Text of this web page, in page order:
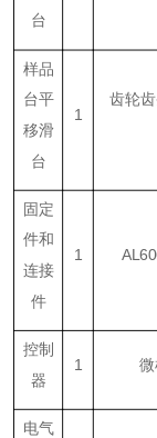
台
样品
台平
移滑
台
1
齿轮
固定
件和
连接
件
1
控制
器
1
电气